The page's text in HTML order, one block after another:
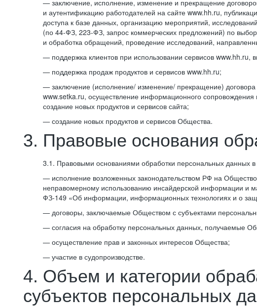
— заключение, исполнение, изменение и прекращение
и аутентификацию работодателей на сайте www.hh.ru,
доступа к базе данных, организацию мероприятий,
(по 44-ФЗ, 223-ФЗ, запрос коммерческих предложений) по
и обработка обращений, проведение исследований,
— поддержка клиентов при использовании сервисов
— поддержка продаж продуктов и сервисов www.hh.ru;
— заключение (исполнение/ изменение/ прекращение) договора
www.setka.ru, осуществление информационного сопровождения
создание новых продуктов и сервисов сайта;
— создание новых продуктов и сервисов Общества.
3. Правовые основания
3.1. Правовыми основаниями обработки персональных данных
— исполнение возложенных законодательством РФ на
неправомерному использованию инсайдерской информации и
ФЗ-149 «Об информации, информационных технологиях и о
— договоры, заключаемые Обществом с субъектами
— согласия на обработку персональных данных, получаемые
— осуществление прав и законных интересов Общества;
— участие в судопроизводстве.
4. Объем и категории
субъектов персональных